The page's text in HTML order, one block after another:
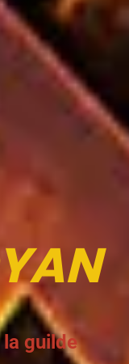
la guilde